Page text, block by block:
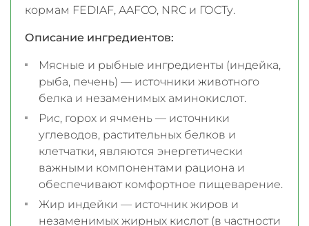
кормам FEDIAF, AAFCO, NRC и ГОСТу.
Описание ингредиентов:
Мясные и рыбные ингредиенты (индейка,
рыба, печень) — источники животного
белка и незаменимых аминокислот.
Рис, горох и ячмень — источники
углеводов, растительных белков и
клетчатки, являются энергетически
важными компонентами рациона и
обеспечивают комфортное пищеварение.
Жир индейки — источник жиров и
незаменимых жирных кислот (в частности